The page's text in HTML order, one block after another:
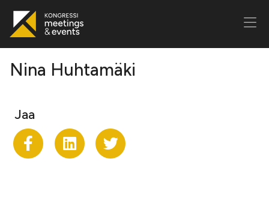
Nina Huhtamäki
Jaa
Jaa Facekookiin
Share on LinkedIn